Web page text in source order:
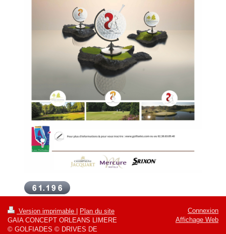
Version imprimable
Plan du site
GAIA CONCEPT ORLEANS LIMERE
© GOLFIADES © DRIVES DE
Connexion
Affichage Web